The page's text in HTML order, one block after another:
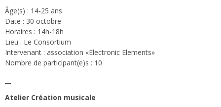
Âge(s) : 14-25 ans
Date : 30 octobre
Horaires : 14h-18h
Lieu : Le Consortium
Intervenant : association «Electronic Elements»
Nombre de participant(e)s : 10
Atelier Création musicale